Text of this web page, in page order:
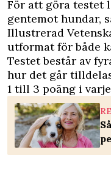
För att göra testet
gentemot hundar,
Illustrerad
utformat för både
Testet består av
hur det går
1 till 3 poäng i